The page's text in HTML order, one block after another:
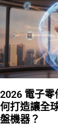
2026 電子零
何打造讓全
盤機器？